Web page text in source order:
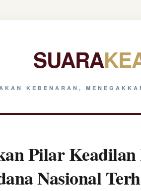
SUARA
KEBENARAN,
Pilar
Nasional